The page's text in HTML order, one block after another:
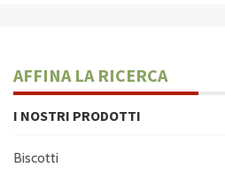
AFFINA LA RICERCA
I NOSTRI PRODOTTI
Biscotti